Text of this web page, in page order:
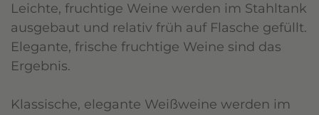
Leichte, fruchtige Weine werden im Stahltank
ausgebaut und relativ früh auf Flasche gefüllt.
Elegante, frische fruchtige Weine sind das
Ergebnis.
Klassische, elegante Weißweine werden im